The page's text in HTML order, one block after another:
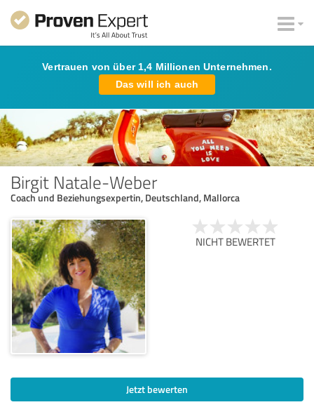
Vertrauen von über 1,4 Millionen Unternehmen.
Das will ich auch
Birgit Natale-Weber
Coach und Beziehungsexpertin, Deutschland, Mallorca
NICHT BEWERTET
Jetzt bewerten